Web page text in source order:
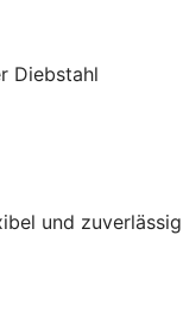
Diebstahl
und zuverlässig